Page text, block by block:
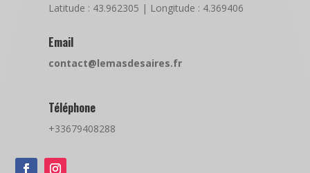
Latitude : 43.962305 | Longitude : 4.369406
Email
contact@lemasdesaires.fr
Téléphone
+33679408288‬